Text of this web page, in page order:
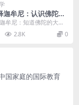
迦牟尼：认识佛陀的
PDF电子书下载
牟尼：知道佛陀的大智
子书下载介绍 内容简介
2.8K 0
国家庭的国际教育